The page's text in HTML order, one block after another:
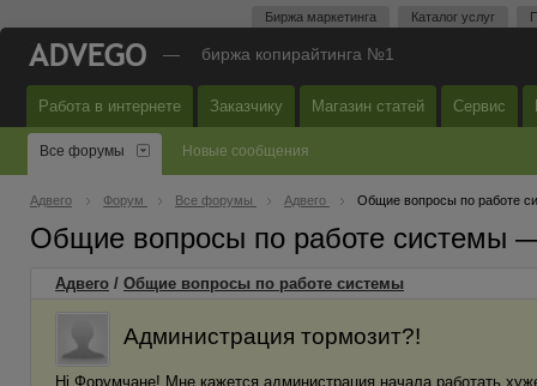
Биржа маркетинга Каталог услуг
— биржа копирайтинга №1
Работа в интернете Заказчику Магазин статей Сервис
Все форумы Новые сообщения
Адвего Форум Все форумы Адвего Общие вопросы по работе
Общие вопросы по работе системы
Адвего / Общие вопросы по работе системы
Администрация тормозит?!
Hi Форумчане! Мне кажется администрация начала работать